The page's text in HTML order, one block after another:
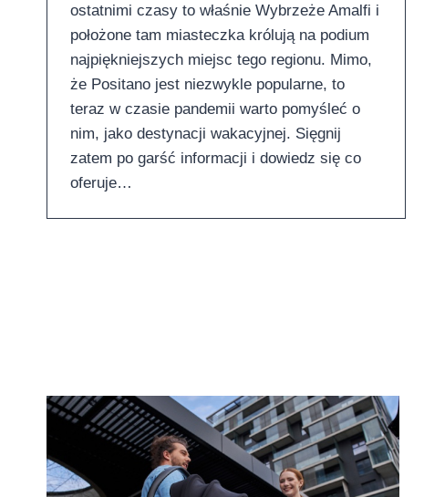
ostatnimi czasy to właśnie Wybrzeże Amalfi i
położone tam miasteczka królują na podium
najpiękniejszych miejsc tego regionu. Mimo,
że Positano jest niezwykle popularne, to
teraz w czasie pandemii warto pomyśleć o
nim, jako destynacji wakacyjnej. Sięgnij
zatem po garść informacji i dowiedz się co
oferuje…